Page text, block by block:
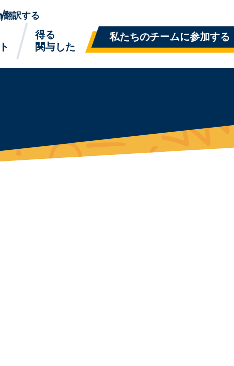
ク
x
グラム
ューブ
クトイン
翻訳する
得る
関与した
私たちのチームに参加する